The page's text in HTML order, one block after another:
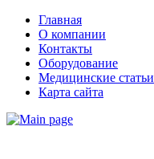
Главная
О компании
Контакты
Оборудование
Медицинские статьи
Карта сайта